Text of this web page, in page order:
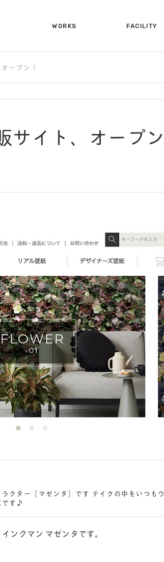
WORKS
FACILITY
ープン！
サイト、オープン
クター［マゼンタ］です テイクの中をいつも
です♪
ンクマン マゼンタです。